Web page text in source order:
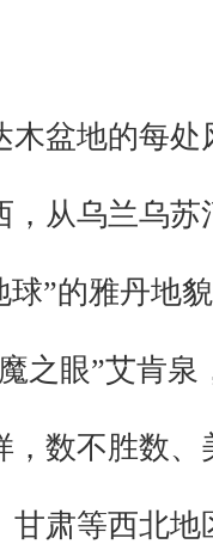
盆地的每处
，从乌兰乌苏
球”的雅丹地
之眼”艾肯泉
，数不胜数、
肃等西北地